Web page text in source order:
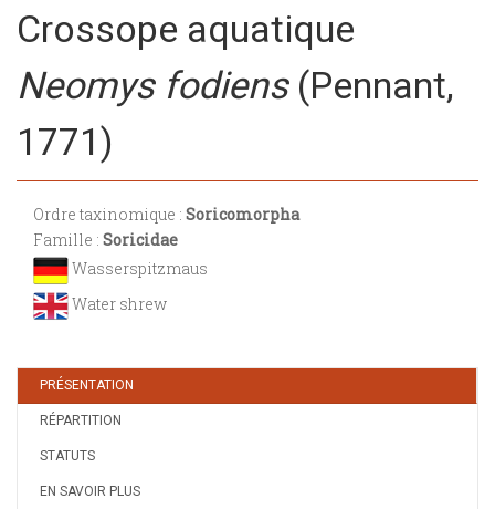
Crossope aquatique
Neomys fodiens (Pennant,
1771)
Ordre taxinomique : Soricomorpha
Famille : Soricidae
Wasserspitzmaus
Water shrew
PRÉSENTATION
RÉPARTITION
STATUTS
EN SAVOIR PLUS